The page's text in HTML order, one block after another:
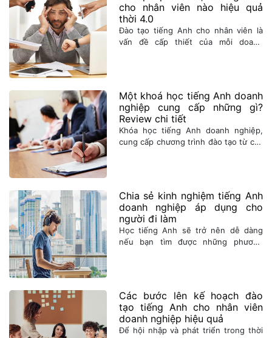
cho nhân viên nào hiệu quả
thời 4.0
Đào tạo tiếng Anh cho nhân viên là
vấn đề cấp thiết của mỗi doanh
Một khoá học tiếng Anh doanh
nghiệp cung cấp những gì?
Review chi tiết
Khóa học tiếng Anh doanh nghiệp,
cung cấp chương trình đào tạo từ các
Chia sẻ kinh nghiệm tiếng Anh
doanh nghiệp áp dụng cho
người đi làm
Học tiếng Anh sẽ trở nên dễ dàng
nếu bạn tìm được những phương
Các bước lên kế hoạch đào
tạo tiếng Anh cho nhân viên
doanh nghiệp hiệu quả
Để hội nhập và phát triển trong thời